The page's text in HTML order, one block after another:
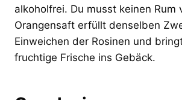
alkoholfrei. Du musst keinen Rum
Orangensaft erfüllt denselben
Einweichen der Rosinen und
fruchtige Frische ins Gebäck.